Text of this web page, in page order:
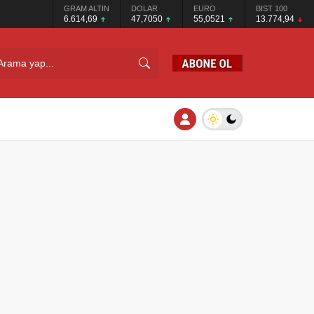
GRAM ALTIN
6.614,69
DOLAR
47,7050
EURO
55,0521
BIST 100
13.774,94